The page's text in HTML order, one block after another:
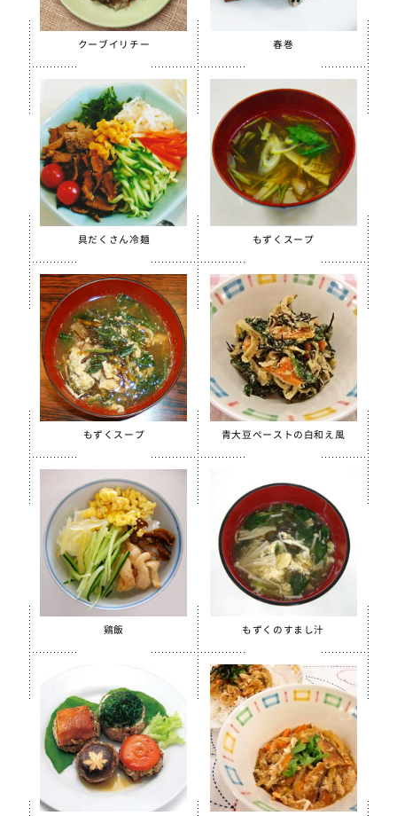
全学栄製品
全学栄すいせん製品
全学栄 豚レバーチップ
蒸し挽き割り大豆
学校給食用カルシウム米
えごまふりかけ
【只今休売中】菜の花ふりかけ
沖縄パインゼリー
すだちゼリー
ブルーベリーゼリーCFE
北海道シュレッドチーズ
給食用 毎日骨太 MBP® ベビーチーズ
クラスメイト
うの花コロッケ（ひじき入り）
スクールチーズフォンデュサンドコロッケ
白花豆コロッケ
全学栄 かぼちゃチーズフライ
【只今休売中】全学栄 黒豆さつま
ソフトササミフレーク
ほぐしささみ（水煮）
【只今休売中】青大豆ペースト
白花豆&白いんげん豆ペースト
スクールがんもどき（Ca・Fe）
スクール糸かまぼこ
クーブイリチー 春巻
具だくさん冷麺 もずくスープ
もずくスープ 青大豆ペーストの白和え風
鶏飯 もずくのすまし汁